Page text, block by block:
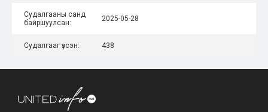
Судалгааны санд
байршуулсан:
2025-05-28
Судалгааг үзсэн: 438